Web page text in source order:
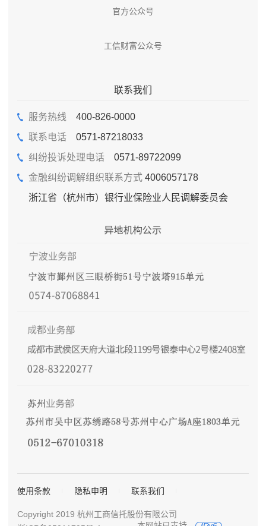
官方公众号
工信财富公众号
联系我们
服务热线 400-826-0000
联系电话0571-87218033
纠纷投诉处理电话0571-89722099
金融纠纷调解组织联系方式4006057178
浙江省（杭州市）银行业保险业人民调解委员会
使用条款 隐私申明 联系我们
Copyright 2019 杭州工商信托股份有限公司